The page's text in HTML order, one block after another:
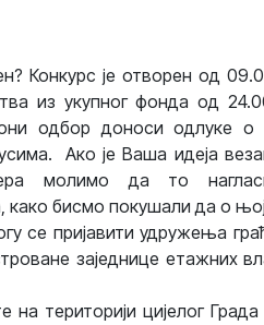
Конкурс је отворен од
из укупног фонда од
одбор доноси одлуке о
Ако је Ваша идеја
молимо да то
, како бисмо покушали да о
се пријавити удружења
заједнице етажних
на територији цијелог